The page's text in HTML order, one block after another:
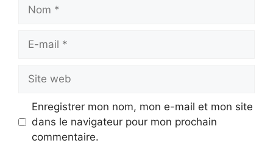
mail
web
Enregistrer mon nom, mon e-mail et mon site
dans le navigateur pour mon prochain
commentaire.